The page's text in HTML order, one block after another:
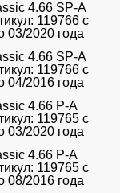
4.66 SP-A
119766 с
03/2020 года
4.66 SP-A
119766 с
04/2016 года
4.66 P-A
119765 с
03/2020 года
4.66 P-A
119765 с
08/2016 года